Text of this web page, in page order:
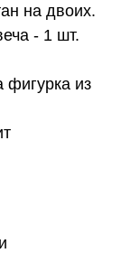
на двоих.
- 1 шт.
фигурка из